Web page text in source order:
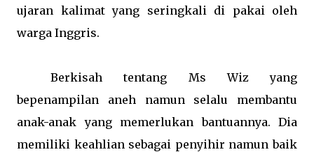
ujaran kalimat yang seringkali di pakai oleh
warga Inggris.
Berkisah tentang Ms Wiz yang
bepenampilan aneh namun selalu membantu
anak-anak yang memerlukan bantuannya. Dia
memiliki keahlian sebagai penyihir namun baik